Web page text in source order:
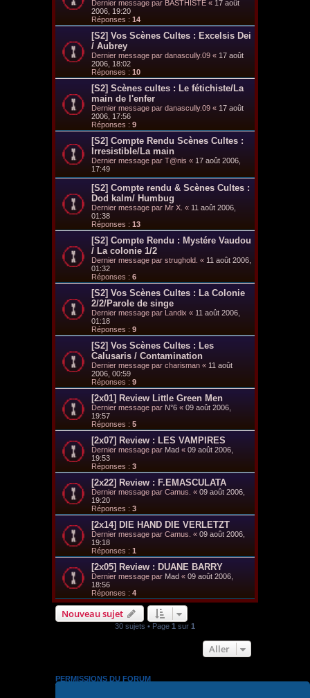
Dernier message par BASTHISTE « 17 août
2006, 19:20
Réponses : 14
[S2] Vos Scènes Cultes : Excelsis Dei
/ Aubrey
Dernier message par danascully.09 « 17 août
2006, 18:02
Réponses : 10
[S2] Scènes cultes : Le fétichiste/La
main de l'enfer
Dernier message par danascully.09 « 17 août
2006, 17:56
Réponses : 9
[S2] Compte Rendu Scènes Cultes :
Irresistible/La main
Dernier message par T@nis « 17 août 2006,
17:49
[S2] Compte rendu & Scènes Cultes :
Dod kalm/ Humbug
Dernier message par Mr X. « 11 août 2006,
01:38
Réponses : 13
[S2] Compte Rendu : Mystére Vaudou
/ La colonie 1/2
Dernier message par strughold. « 11 août 2006,
01:32
Réponses : 6
[S2] Vos Scènes Cultes : La Colonie
2/2/Parole de singe
Dernier message par Landix « 11 août 2006,
01:18
Réponses : 9
[S2] Vos Scènes Cultes : Les
Calusaris / Contamination
Dernier message par charisman « 11 août
2006, 00:59
Réponses : 9
[2x01] Review Little Green Men
Dernier message par N°6 « 09 août 2006,
19:57
Réponses : 5
[2x07] Review : LES VAMPIRES
Dernier message par Mad « 09 août 2006,
19:53
Réponses : 3
[2x22] Review : F.EMASCULATA
Dernier message par Camus. « 09 août 2006,
19:20
Réponses : 3
[2x14] DIE HAND DIE VERLETZT
Dernier message par Camus. « 09 août 2006,
19:18
Réponses : 1
[2x05] Review : DUANE BARRY
Dernier message par Mad « 09 août 2006,
18:56
Réponses : 4
Nouveau sujet
30 sujets • Page 1 sur 1
Aller
PERMISSIONS DU FORUM